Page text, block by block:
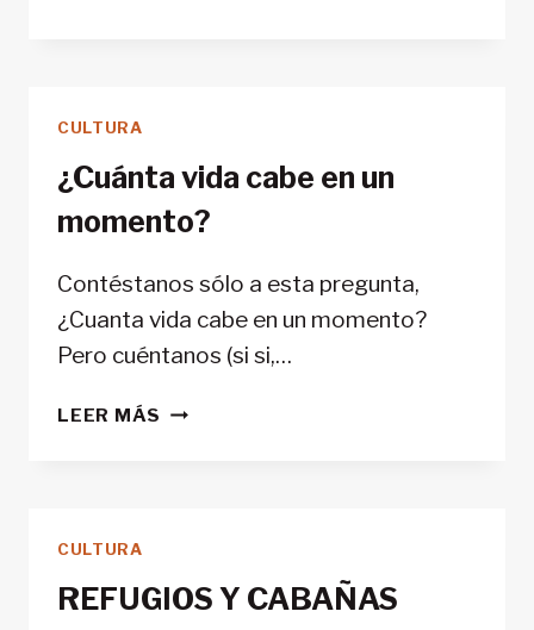
MONTAÑAS’
EN
CAFÉ
AL
NORTE
SUR,
CULTURA
¿Cuánta vida cabe en un
momento?
Contéstanos sólo a esta pregunta,
¿Cuanta vida cabe en un momento?
Pero cuéntanos (si si,…
LEER MÁS ¿CUÁNTA
CULTURA
REFUGIOS Y CABAÑAS